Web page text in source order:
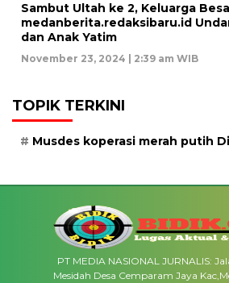
Sambut Ultah ke 2, Keluarga
medanberita.redaksibaru.id
dan Anak Yatim
November 23, 2024 | 2:39 am WIB
TOPIK TERKINI
Musdes koperasi merah putih
PT MEDIA NASIONAL JURNALIS:
Mesidah Desa Cemparam Jaya